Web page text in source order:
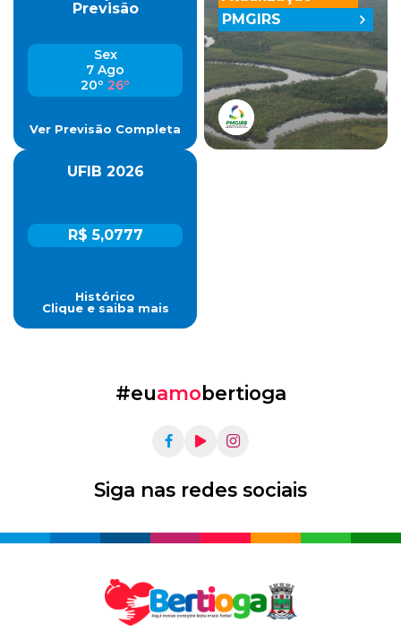
Previsão
Sex
7 Ago
20º 26º
Ver Previsão Completa
UFIB 2026
R$ 5,0777
Histórico
Clique e saiba mais
PMGIRS
#euamobertioga
Siga nas redes sociais